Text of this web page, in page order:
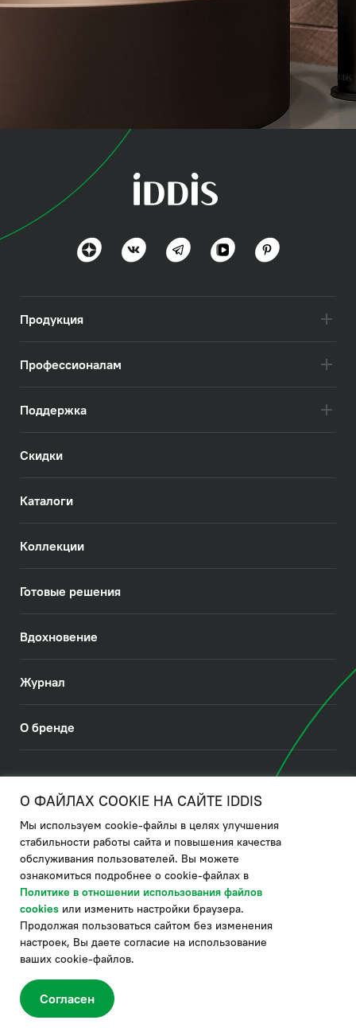
Гранж (Grange)
Продукция
Профессионалам
Поддержка
Скидки
Каталоги
Коллекции
Готовые решения
Вдохновение
Журнал
О бренде
Политика в отношении использования файлов cookies
Политика обработки ПДн
Политика в области управления цепочкой поставки
по системе "НСЛС"
Производитель оставляет за собой право в любой момент
вносить изменения в комплектацию, дизайн и характеристики
товара, не ухудшающие его качество.
О ФАЙЛАХ COOKIE НА САЙТЕ IDDIS
Мы используем cookie-файлы в целях улучшения
стабильности работы сайта и повышения качества
обслуживания пользователей. Вы можете
ознакомиться подробнее о cookie-файлах в
Политике в отношении использования файлов
cookies или изменить настройки браузера.
Продолжая пользоваться сайтом без изменения
настроек, Вы даете согласие на использование
ваших cookie-файлов.
Согласен